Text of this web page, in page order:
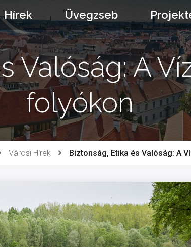
Hírek Üvegzseb
Valóság: A
folyókon
Városi Hírek Biztonság, Etika és Valóság: A